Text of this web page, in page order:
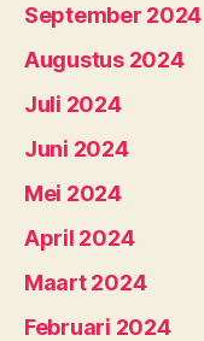
September 2024
Augustus 2024
Juli 2024
Juni 2024
Mei 2024
April 2024
Maart 2024
Februari 2024